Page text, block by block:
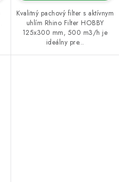
Kvalitný pachový filter s aktívnym
uhlím Rhino Filter HOBBY
125x300 mm, 500 m3/h je
ideálny pre...